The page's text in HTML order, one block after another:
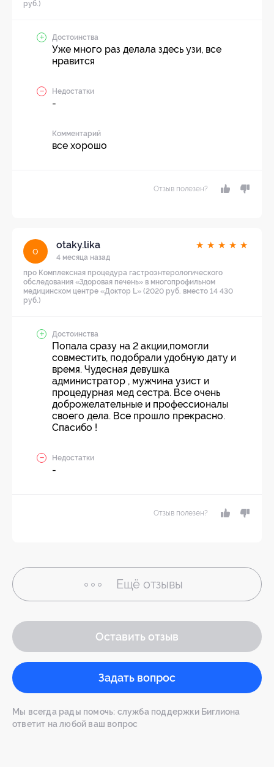
руб.)
Достоинства
Уже много раз делала здесь узи, все
нравится
Недостатки
-
Комментарий
все хорошо
Отзыв полезен?
o
otaky.lika
4 месяца назад
★ ★ ★ ★ ★
про Комплексная процедура гастроэнтерологического
обследования «Здоровая печень» в многопрофильном
медицинском центре «Доктор L» (2020 руб. вместо 14 430
руб.)
Достоинства
Попала сразу на 2 акции,помогли
совместить, подобрали удобную дату и
время. Чудесная девушка
администратор , мужчина узист и
процедурная мед сестра. Все очень
доброжелательные и профессионалы
своего дела. Все прошло прекрасно.
Спасибо !
Недостатки
-
Отзыв полезен?
Ещё отзывы
Оставить отзыв
Задать вопрос
Мы всегда рады помочь: служба поддержки Биглиона
ответит на любой ваш вопрос